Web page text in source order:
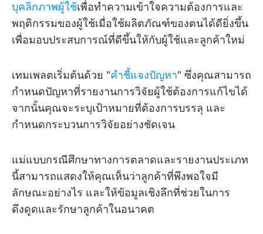
บุคลิกภาพผู้ใช้เพื่อทำความเข้าใจความต้องการและ
พฤติกรรมของผู้ใช้เมื่อใช้ผลิตภัณฑ์ของตนได้ดียิ่งขึ้น
เพื่อมอบประสบการณ์ที่ดีขึ้นให้กับผู้ใช้และลูกค้าใหม่
เทมเพลตเริ่มต้นด้วย "คำชี้แจงปัญหา" ซึ่งคุณสามารถ
กำหนดปัญหาที่รายงานการวิจัยผู้ใช้ต้องการแก้ไขได้
จากนั้นคุณจะระบุเป้าหมายที่ต้องการบรรลุ และ
กำหนดกระบวนการวิจัยอย่างชัดเจน
แม่แบบกรณีศึกษาทางการตลาดและรายงานประเภท
นี้สามารถแสดงให้คุณเห็นว่าลูกค้าที่พึงพอใจมี
ลักษณะอย่างไร และให้ข้อมูลเชิงลึกที่ช่วยในการ
ดึงดูดและรักษาลูกค้าในอนาคต